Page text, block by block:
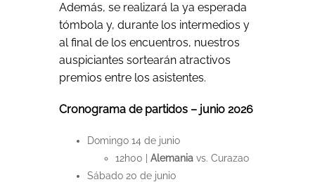
Además, se realizará la ya esperada
tómbola y, durante los intermedios y
al final de los encuentros, nuestros
auspiciantes sortearán atractivos
premios entre los asistentes.
Cronograma de partidos – junio 2026
Domingo 14 de junio
12h00 | Alemania vs. Curazao
Sábado 20 de junio